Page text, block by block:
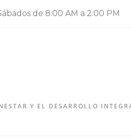
de 8:00 AM a 2:00 PM
Y EL DESARROLLO